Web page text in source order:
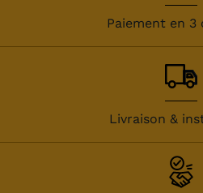
Paiement en 3
Livraison &